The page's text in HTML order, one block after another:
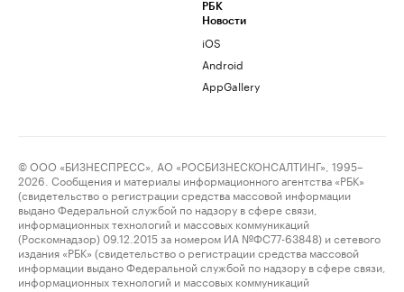
РБК
Новости
iOS
Android
AppGallery
© ООО «БИЗНЕСПРЕСС», АО «РОСБИЗНЕСКОНСАЛТИНГ», 1995–
2026. Сообщения и материалы информационного агентства «РБК»
(свидетельство о регистрации средства массовой информации
выдано Федеральной службой по надзору в сфере связи,
информационных технологий и массовых коммуникаций
(Роскомнадзор) 09.12.2015 за номером ИА №ФС77-63848) и сетевого
издания «РБК» (свидетельство о регистрации средства массовой
информации выдано Федеральной службой по надзору в сфере связи,
информационных технологий и массовых коммуникаций